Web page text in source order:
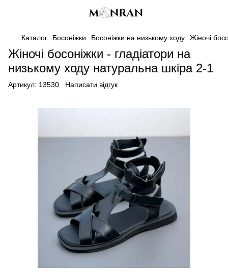
Каталог Босоніжки Босоніжки на низькому ходу Жіночі
Жіночі босоніжки - гладіатори на
низькому ходу натуральна шкіра 2-1
Артикул: 13530 Написати відгук